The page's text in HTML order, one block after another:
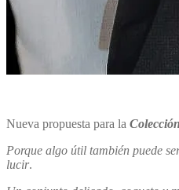
Nueva propuesta para la
Porque algo útil también puede
lucir.